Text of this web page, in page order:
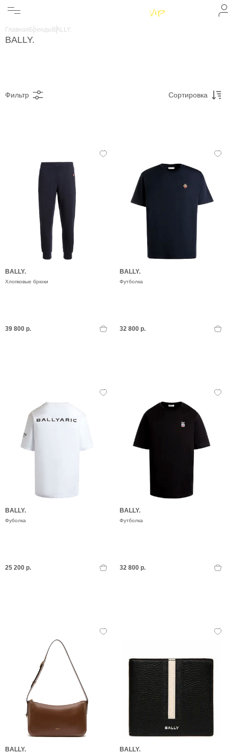
Главная Бренды BALLY.
BALLY.
Фильтр Сортировка
BALLY.
Хлопковые брюки
39 800 р.
BALLY.
Футболка
32 800 р.
BALLY.
Фуболка
25 200 р.
BALLY.
Футболка
32 800 р.
BALLY. BALLY.